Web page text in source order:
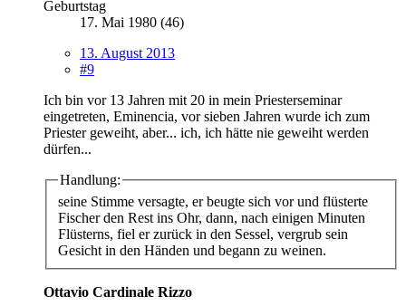
Geburtstag
17. Mai 1980 (46)
13. August 2013
#9
Ich bin vor 13 Jahren mit 20 in mein Priesterseminar
eingetreten, Eminencia, vor sieben Jahren wurde ich zum
Priester geweiht, aber... ich, ich hätte nie geweiht werden
dürfen...
Handlung:
seine Stimme versagte, er beugte sich vor und flüsterte
Fischer den Rest ins Ohr, dann, nach einigen Minuten
Flüsterns, fiel er zurück in den Sessel, vergrub sein
Gesicht in den Händen und begann zu weinen.
Ottavio Cardinale Rizzo